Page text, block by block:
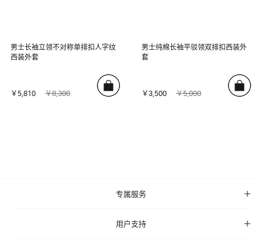
男士长袖立领不对称单排扣人字纹
西装外套
￥5,810 ￥8,300
男士纯棉长袖平驳领双排扣西装外
套
￥3,500 ￥5,000
专属服务
用户支持